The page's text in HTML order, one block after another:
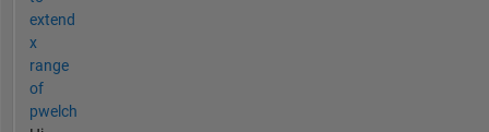
extend
x
range
of
pwelch